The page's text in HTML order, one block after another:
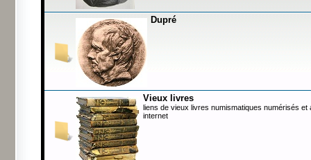
Dupré
Vieux livres
liens de vieux livres numismatiques numérisés et
internet